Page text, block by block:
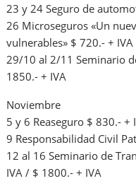
23 y 24 Seguro de
26 Microseguros «Un
vulnerables» $ 720.- +
29/10 al 2/11 Seminario
1850.- + IVA
Noviembre
5 y 6 Reaseguro $ 830.- +
9 Responsabilidad Civil
12 al 16 Seminario de
IVA / $ 1800.- + IVA